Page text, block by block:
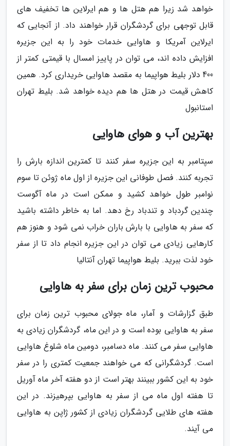
خواهد شد زیرا هم هتل ها و هم ایرلاین ها تخفیف های
قابل توجهی برای گردشگران قرار خواهند داد. از آنجایی که
ایرلاین آمریکا و هاوایی خدمات خود را به این جزیره
افزایش داده اند، می توان در پاییز امسال با قیمتی کمتر از
400 دلار بلیط هواپیما به مقصد هاوایی خریداری کرد. همین
کاهش قیمت در هتل ها هم دیده خواهد شد. بلیط تهران
استانبول
بهترین آب و هوای هاوایی
سپتامبر به این جزیره سفر کنند تا کمترین اندازه بارش را
تجربه کنند. فصل طوفانی این جزیره از اول ماه ژوئن تا سوم
نوامبر طول خواهد کشید و ممکن است در ماه آگوست
چندین گردباد و تندباد رخ دهد. اما به خاطر داشته باشید
که سفر به هاوایی با بارش باران خراب نمی شود و هنوز هم
کارهایی زیادی می توان در این جزیره انجام داد تا از سفر
خود لذت ببرید. بلیط هواپیما تهران آنتالیا
محبوب ترین زمان برای سفر به هاوایی
طبق گزارشات و آمار، ماه جولای محبوب ترین زمان برای
سفر به هاوایی بوده است و در این ماه، گردشگران زیادی به
هاوایی سفر می کنند. ماه دسامبر، دومین ماه شلوغ هاوایی
است. گردشگرانی که می خواهند جمعیت کمتری را در سفر
خود به این کشور ببینند بهتر است از دو هفته آخر ماه آوریل
تا هفته اول ماه می از سفر به هاوایی بپرهیزند. در این
هفته های طلایی گردشگران زیادی از کشور ژاپن به هاوایی
می آیند.